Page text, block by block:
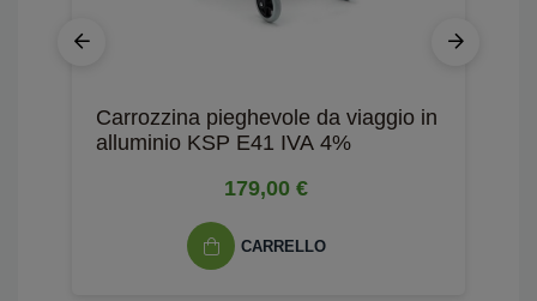
Carrozzina pieghevole da viaggio in
alluminio KSP E41 IVA 4%
179,00 €
CARRELLO